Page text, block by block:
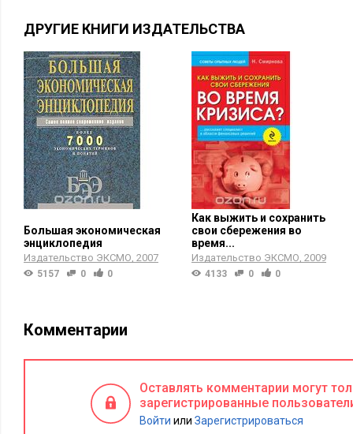
ДРУГИЕ КНИГИ ИЗДАТЕЛЬСТВА
Большая экономическая
энциклопедия
Издательство ЭКСМО 2007
5157 0 0
Как выжить и сохранить
свои сбережения во
время...
Издательство ЭКСМО 2009
4133 0 0
Комментарии
Оставлять комментарии могут
зарегистрированные
Войти или Зарегистрироваться